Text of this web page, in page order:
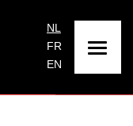
NL
FR
EN